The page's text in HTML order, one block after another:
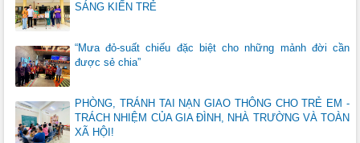
SÁNG KIẾN TRẺ
“Mưa đỏ-suất chiếu đặc biệt cho những mảnh đời cần
được sẻ chia”
PHÒNG, TRÁNH TAI NẠN GIAO THÔNG CHO TRẺ EM -
TRÁCH NHIỆM CỦA GIA ĐÌNH, NHÀ TRƯỜNG VÀ TOÀN
XÃ HỘI!